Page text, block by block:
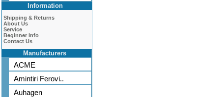
Information
Shipping & Returns
About Us
Service
Beginner Info
Contact Us
Manufacturers
ACME
Amintiri Ferovi..
Auhagen